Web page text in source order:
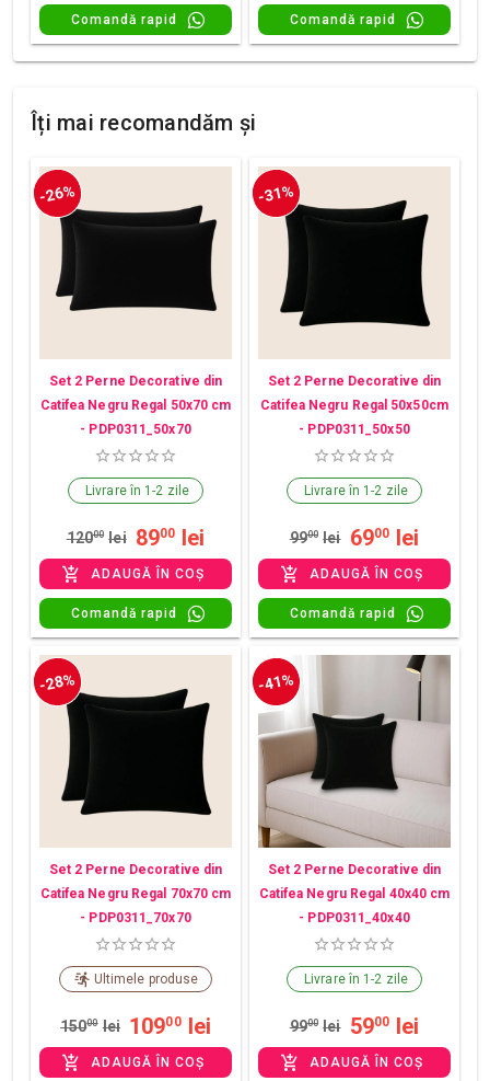
Comandă rapid Comandă rapid
Îți mai recomandăm și
-26%
Set 2 Perne Decorative din
Catifea Negru Regal 50x70 cm
- PDP0311_50x70
Livrare în 1-2 zile
12000 lei 8900 lei
ADAUGĂ ÎN COȘ
Comandă rapid
-31%
Set 2 Perne Decorative din
Catifea Negru Regal 50x50cm
- PDP0311_50x50
Livrare în 1-2 zile
9900 lei 6900 lei
ADAUGĂ ÎN COȘ
Comandă rapid
-28%
Set 2 Perne Decorative din
Catifea Negru Regal 70x70 cm
- PDP0311_70x70
Ultimele produse
15000 lei 10900 lei
ADAUGĂ ÎN COȘ
-41%
Set 2 Perne Decorative din
Catifea Negru Regal 40x40 cm
- PDP0311_40x40
Livrare în 1-2 zile
9900 lei 5900 lei
ADAUGĂ ÎN COȘ